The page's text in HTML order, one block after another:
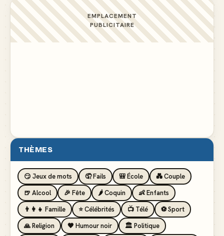
EMPLACEMENT
PUBLICITAIRE
THÈMES
😏 Jeux de mots 🤦 Fails 🎒 École
💑 Couple
🍺 Alcool
🎉 Fête 🌶️ Coquin
👶 Enfants
👨‍👩‍👧 Famille
⭐ Célébrités 📺 Télé
⚽ Sport
🙏 Religion
🖤 Humour noir
🏛️ Politique